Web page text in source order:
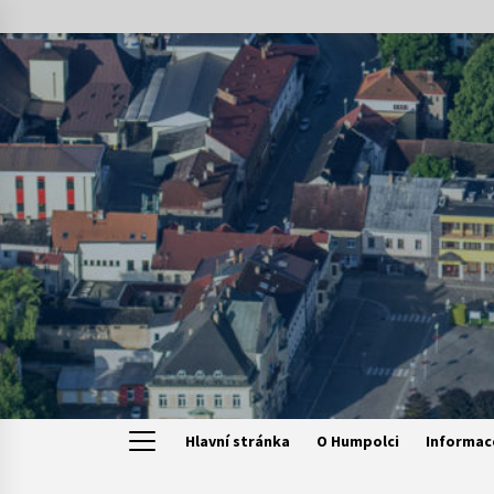
to
content
Hlavní stránka O Humpolci